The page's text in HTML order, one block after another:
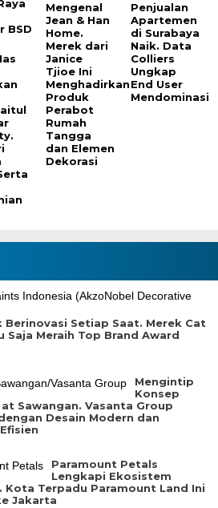
Mengenal
Jean & Han
Home.
Merek dari
Janice
Tjioe Ini
Menghadirkan
Produk
Perabot
Rumah
Tangga
dan Elemen
Dekorasi
Penjualan
Apartemen
di Surabaya
Naik. Data
Colliers
Ungkap
End User
Mendominasi
Setiap Saat. Merek Cat
Saja Meraih Top Brand Award
Mengintip
Konsep
Sawangan. Vasanta Group
Desain Modern dan
Paramount Petals
Lengkapi Ekosistem
Kota Terpadu Paramount Land Ini
Jakarta